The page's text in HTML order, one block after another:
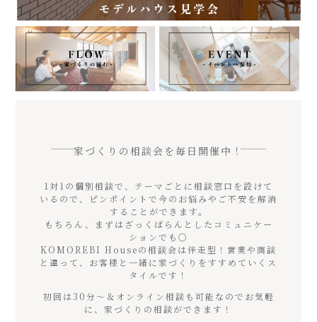
家づくりの相談会を毎日開催中！
1対1の個別相談で、テーマごとに相談窓口を設けて
いるので、ピンポイントで今のお悩みやご不安を解消
することができます。
もちろん、まずはざっくばらんとしたコミュニケー
ションでも○
KOMOREBI Houseの相談会は伴走型！営業や商談
と違って、お客様と一緒に家づくりをすすめていくス
タイルです！
初回は30分〜＆オンライン相談も可能なのでお気軽
に、家づくりの相談ができます！